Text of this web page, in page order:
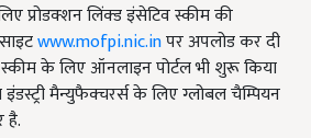
प्रोडक्शन लिंक्ड इंसेटिव स्कीम की
www.mofpi.nic.inपर अपलोड कर दी
स्कीम के लिए ऑनलाइन पोर्टल भी शुरू किया
मैन्युफैक्चरर्स के लिए ग्लोबल चैम्पियन
है.